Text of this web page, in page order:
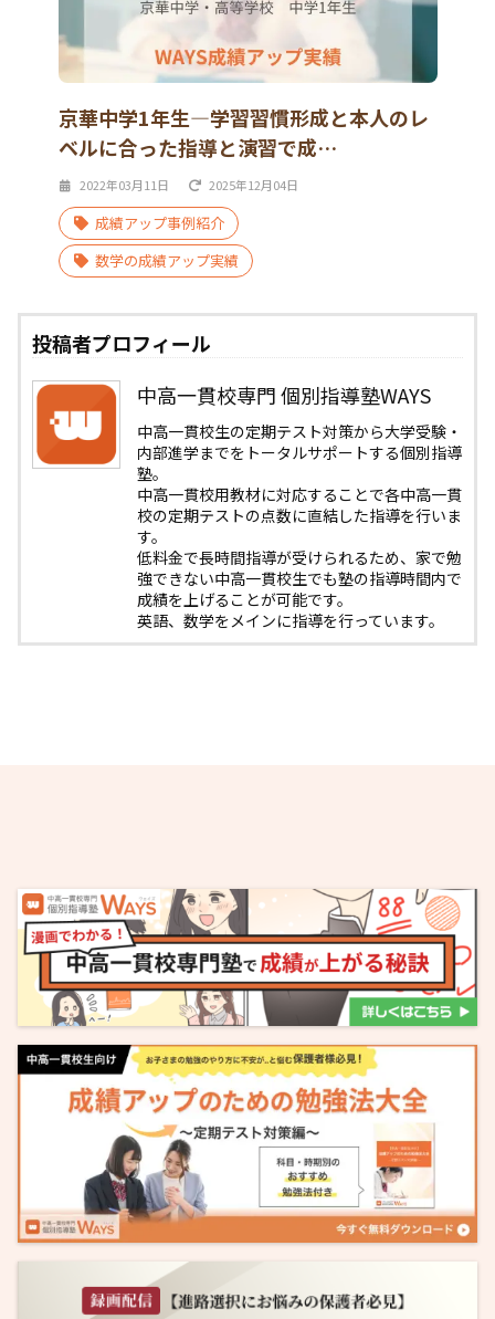
京華中学1年生―学習習慣形成と本人のレ
ベルに合った指導と演習で成…
2022年03月11日 2025年12月04日
成績アップ事例紹介
数学の成績アップ実績
投稿者プロフィール
中高一貫校専門 個別指導塾WAYS
中高一貫校生の定期テスト対策から大学受験・
内部進学までをトータルサポートする個別指導
塾。
中高一貫校用教材に対応することで各中高一貫
校の定期テストの点数に直結した指導を行いま
す。
低料金で長時間指導が受けられるため、家で勉
強できない中高一貫校生でも塾の指導時間内で
成績を上げることが可能です。
英語、数学をメインに指導を行っています。